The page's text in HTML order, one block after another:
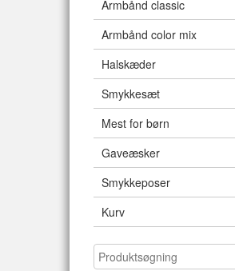
Armbånd classic
Armbånd color mix
Halskæder
Smykkesæt
Mest for børn
Gaveæsker
Smykkeposer
Kurv